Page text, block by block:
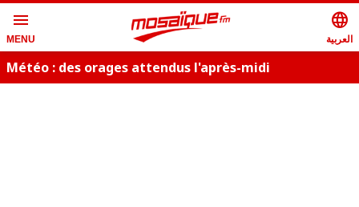
menu
MENU
language
العربية
Météo : des orages attendus l'après-midi